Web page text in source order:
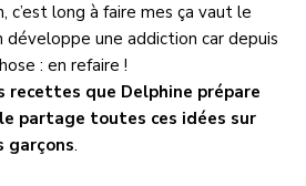
c’est long à faire mes ça vaut le
développe une addiction car depuis
: en refaire !
recettes que Delphine prépare
partage toutes ces idées sur
garçons.